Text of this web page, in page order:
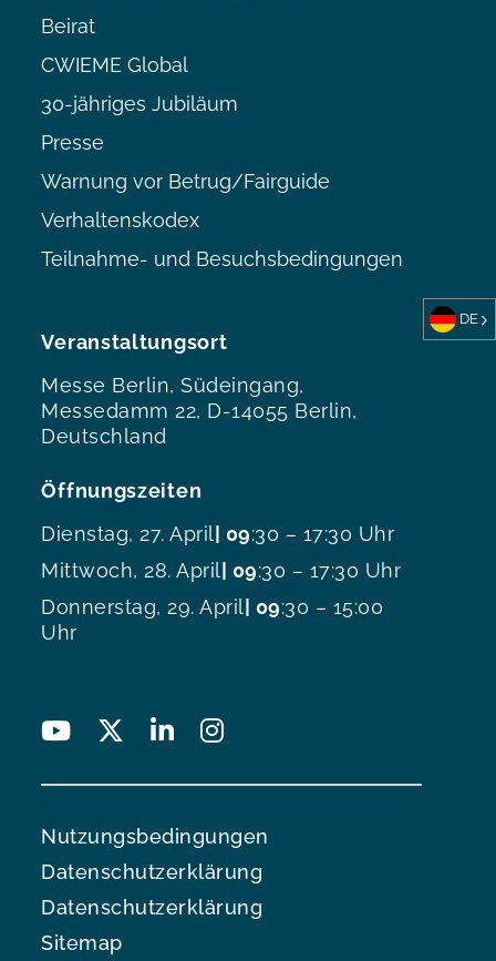
Veranstaltungsort
Messe Berlin, Südeingang,
Messedamm 22, D-14055 Berlin,
Deutschland
Öffnungszeiten
Dienstag, 27. April| 09:30 – 17:30 Uhr
Mittwoch, 28. April| 09:30 – 17:30 Uhr
Donnerstag, 29. April| 09:30 – 15:00
Uhr
Beirat
CWIEME Global
30-jähriges Jubiläum
Presse
Warnung vor Betrug/Fairguide
Verhaltenskodex
Teilnahme- und Besuchsbedingungen
Nutzungsbedingungen
Datenschutzerklärung
Datenschutzerklärung
Sitemap
DE